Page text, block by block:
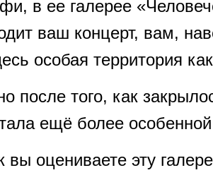
в ее галерее
ваш концерт, вам,
особая территория
после того, как
ещё более
оцениваете эту